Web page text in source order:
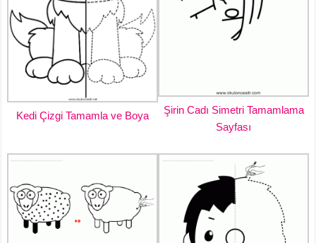
Kedi Çizgi Tamamla ve Boya
Şirin Cadı Simetri Tamamlama
Sayfası